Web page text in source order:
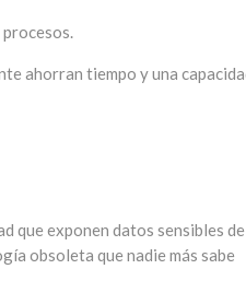
ahorran tiempo y una
que exponen datos sensibles de
obsoleta que nadie más sabe